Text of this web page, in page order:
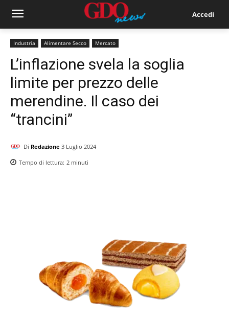
Accedi
Industria Alimentare Secco Mercato
L’inflazione svela la soglia
limite per prezzo delle
merendine. Il caso dei
“trancini”
Di Redazione 3 Luglio 2024
Tempo di lettura: 2 minuti